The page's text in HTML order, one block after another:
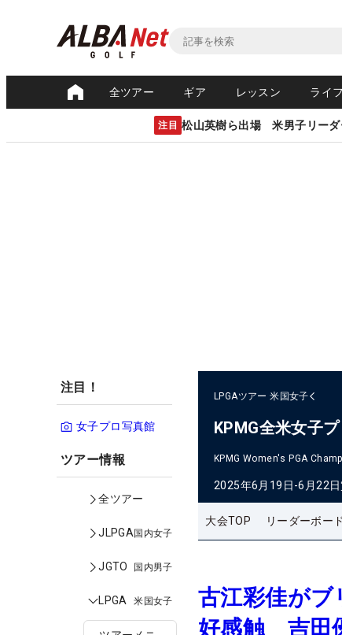
全ツアー ギア レッスン ライフ
注目 松山英樹ら出場 米男子リーダ
注目！
女子プロ写真館
ツアー情報
全ツアー
JLPGA国内女子
JGTO 国内男子
LPGA 米国女子
LPGAツアー 米国女子
KPMG全米女子
KPMG Women's PGA
2025年6月19日-6月22日
大会TOP リーダーボード
古江彩佳が
好感触 吉田